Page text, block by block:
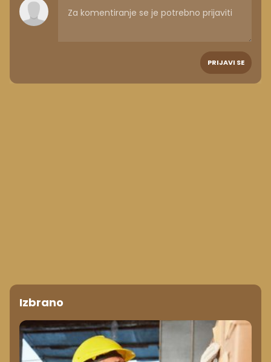
PRIJAVI SE
Izbrano